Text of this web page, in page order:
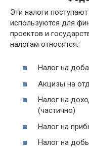
Эти налоги
используются для
проектов и
налогам относятся:
Налог на
Акцизы на
Налог на
(частично)
Налог на
Налог на